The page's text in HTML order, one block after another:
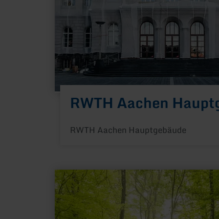
RWTH Aachen
RWTH Aachen Hauptgebäude
mehr
erfahren
zu:
Stadt-
Wasser-
Wald